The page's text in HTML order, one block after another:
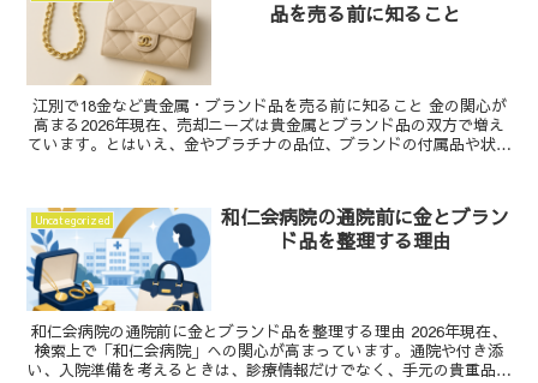
品を売る前に知ること
江別で18金など貴金属・ブランド品を売る前に知ること 金の関心が
高まる2026年現在、売却ニーズは貴金属とブランド品の双方で増え
ています。とはいえ、金やプラチナの品位、ブランドの付属品や状態
Uncategorized
和仁会病院の通院前に金とブラン
ド品を整理する理由
和仁会病院の通院前に金とブランド品を整理する理由 2026年現在、
検索上で「和仁会病院」への関心が高まっています。通院や付き添
い、入院準備を考えるときは、診療情報だけでなく、手元の貴重品管